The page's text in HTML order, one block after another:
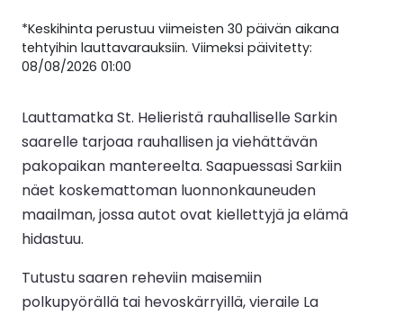
*Keskihinta perustuu viimeisten 30 päivän aikana
tehtyihin lauttavarauksiin. Viimeksi päivitetty:
08/08/2026 01:00
Lauttamatka St. Helieristä rauhalliselle Sarkin
saarelle tarjoaa rauhallisen ja viehättävän
pakopaikan mantereelta. Saapuessasi Sarkiin
näet koskemattoman luonnonkauneuden
maailman, jossa autot ovat kiellettyjä ja elämä
hidastuu.
Tutustu saaren reheviin maisemiin
polkupyörällä tai hevoskärryillä, vieraile La